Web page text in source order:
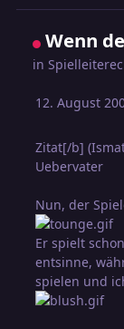
Wenn
in
12. August
Zitat[/b]
Uebervater
Nun, der
Er spielt
entsinne,
spielen und